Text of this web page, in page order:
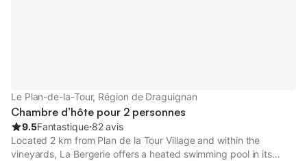
Le Plan-de-la-Tour, Région de Draguignan
Chambre d’hôte pour 2 personnes
9.5Fantastique⋅82 avis
Located 2 km from Plan de la Tour Village and within the
vineyards, La Bergerie offers a heated swimming pool in its